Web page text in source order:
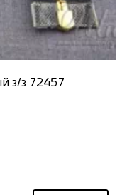
з/з 72457